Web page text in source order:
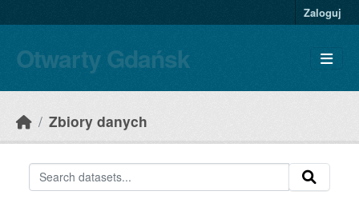
Zaloguj
Otwarty Gdańsk
Zbiory danych